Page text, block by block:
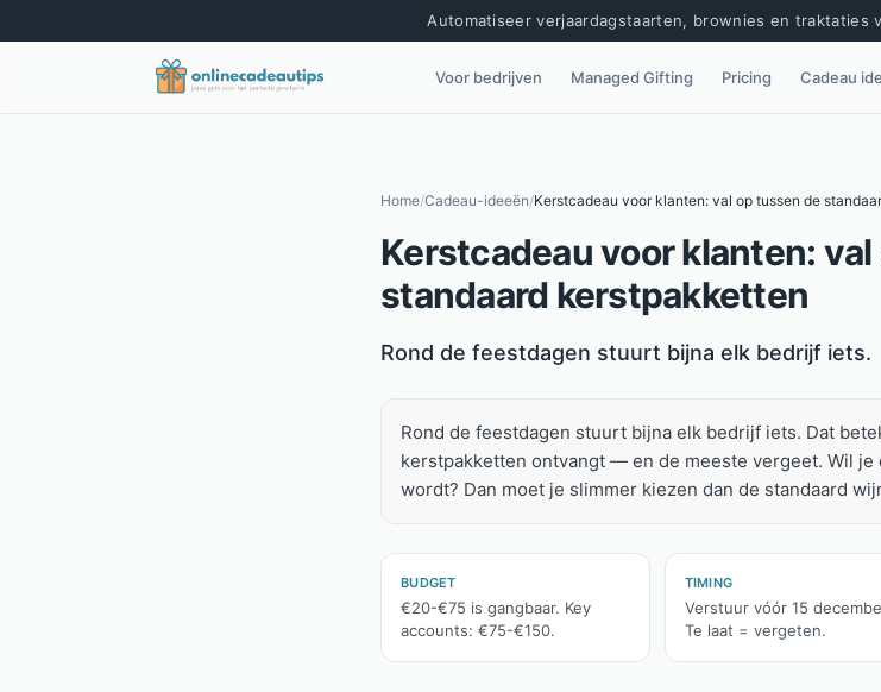
Automatiseer verjaardagstaarten, brownies en traktaties
Voor bedrijven Managed Gifting Pricing Cadeau
Home/Cadeau-ideeën/Kerstcadeau voor klanten: val op tussen de
Kerstcadeau voor klanten:
standaard kerstpakketten
Kort antwoord
Rond de feestdagen stuurt bijna elk bedrijf iets.
Rond de feestdagen stuurt bijna elk bedrijf iets. Dat
kerstpakketten ontvangt — en de meeste vergeet. Wil je
wordt? Dan moet je slimmer kiezen dan de standaard
BUDGET
€20-€75 is gangbaar. Key
accounts: €75-€150.
TIMING
Verstuur vóór 15
Te laat = vergeten.